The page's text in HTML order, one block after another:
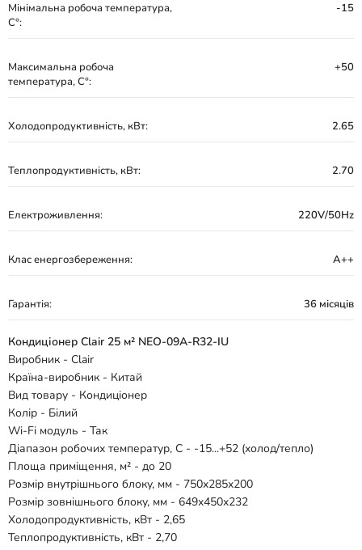
Мінімальна робоча температура,
С°:
-15
Максимальна робоча
температура, С°:
+50
Холодопродуктивність, кВт: 2.65
Теплопродуктивність, кВт: 2.70
Електроживлення: 220V/50Hz
Клас енергозбереження: А++
Гарантія: 36 місяців
Кондиціонер Clair 25 м² NEO-09A-R32-IU
Виробник - Clair
Країна-виробник - Китай
Вид товару - Кондиціонер
Колір - Білий
Wi-Fi модуль - Так
Діапазон робочих температур, С - -15...+52 (холод/тепло)
Площа приміщення, м² - до 20
Розмір внутрішнього блоку, мм - 750x285x200
Розмір зовнішнього блоку, мм - 649x450x232
Холодопродуктивність, кВт - 2,65
Теплопродуктивність, кВт - 2,70